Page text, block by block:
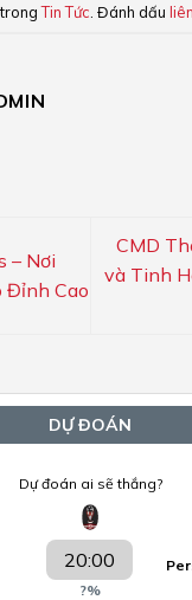
trongTin Tức . Đánh dấu
– Nơi
Đỉnh Cao
CMD
và Tinh
DỰ ĐOÁN
Dự đoán ai sẽ thắng?
20:00
?%